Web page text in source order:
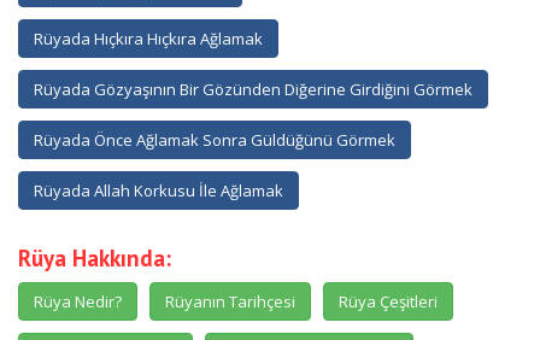
Rüyada Hıçkıra Hıçkıra Ağlamak
Rüyada Gözyaşının Bir Gözünden Diğerine Girdiğini Görmek
Rüyada Önce Ağlamak Sonra Güldüğünü Görmek
Rüyada Allah Korkusu İle Ağlamak
Rüya Hakkında:
Rüya Nedir? Rüyanın Tarihçesi Rüya Çeşitleri